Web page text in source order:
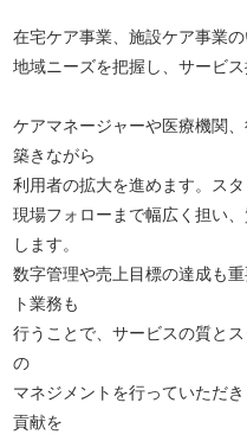
在宅ケア事業、施設ケア事業
地域ニーズを把握し、サービ
ケアマネージャーや医療機関
築きながら
利用者の拡大を進めます。ス
現場フォローまで幅広く担い
します。
数字管理や売上目標の達成も
ト業務も
行うことで、サービスの質と
の
マネジメントを行っていただ
貢献を